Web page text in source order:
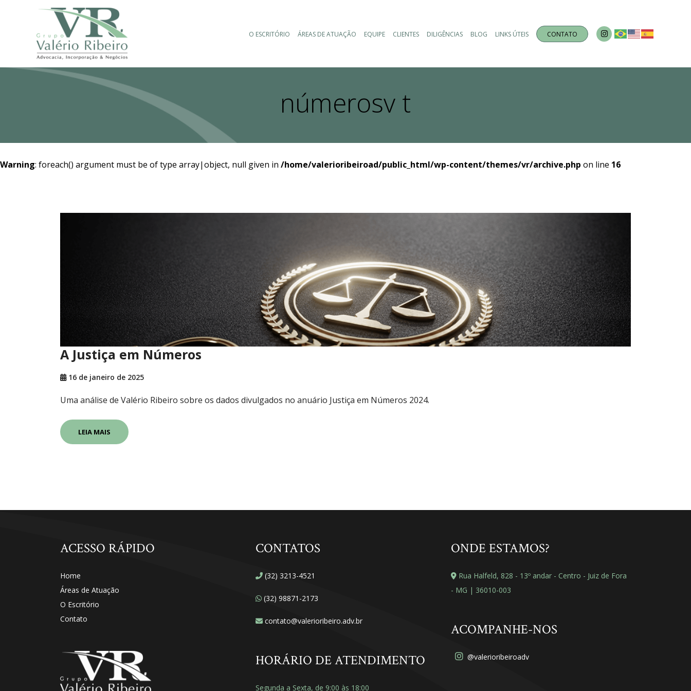
O ESCRITÓRIO ÁREAS DE ATUAÇÃO EQUIPE CLIENTES DILIGÊNCIAS BLOG LINKS ÚTEIS CONTATO
númerosv t
Warning: foreach() argument must be of type array|object, null given in /home/valerioribeiroad/public_html/wp-content/themes/vr/archive.php on line 16
A Justiça em Números
16 de janeiro de 2025
Uma análise de Valério Ribeiro sobre os dados divulgados no anuário Justiça em Números 2024.
LEIA MAIS
ACESSO RÁPIDO
Home
Áreas de Atuação
O Escritório
Contato
CONTATOS
(32) 3213-4521
(32) 98871-2173
contato@valerioribeiro.adv.br
HORÁRIO DE ATENDIMENTO
Segunda a Sexta, de 9:00 às 18:00
ONDE ESTAMOS?
Rua Halfeld, 828 - 13º andar - Centro - Juiz de Fora
- MG | 36010-003
ACOMPANHE-NOS
@valerioribeiroadv